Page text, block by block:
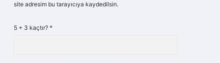
site adresim bu tarayıcıya kaydedilsin.
5 + 3 kaçtır? *